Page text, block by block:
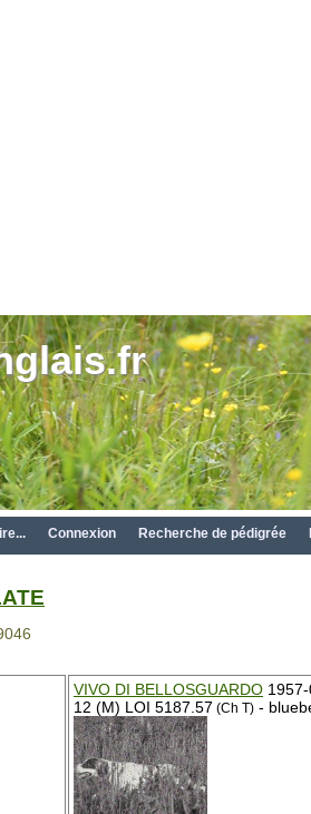
Connexion Recherche de pédigrée
VIVO DI BELLOSGUARDO
12 (M) LOI 5187.57 (Ch T) -